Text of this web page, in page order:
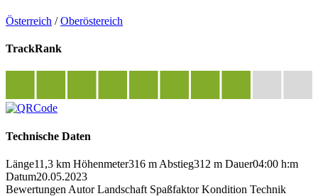
Österreich /Oberöstereich
TrackRank
Technische Daten
Länge11,3 km Höhenmeter316 m Abstieg312 m Dauer04:00 h:m
Datum20.05.2023
Bewertungen Autor Landschaft Spaßfaktor Kondition Technik